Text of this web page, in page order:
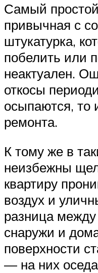
Самый
привычная с
штукатурка,
побелить или
неактуален.
откосы
осыпаются, то
ремонта.
К тому же в
неизбежны
квартиру
воздух и
разница
снаружи и
поверхности
— на них